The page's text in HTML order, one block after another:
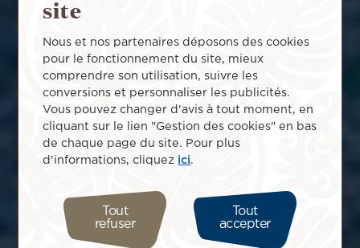
site
Nous et nos partenaires déposons des cookies
pour le fonctionnement du site, mieux
comprendre son utilisation, suivre les
conversions et personnaliser les publicités.
Vous pouvez changer d'avis à tout moment, en
cliquant sur le lien "Gestion des cookies" en bas
de chaque page du site. Pour plus
d'informations, cliquez ici
Tout
refuser
Tout
accepter